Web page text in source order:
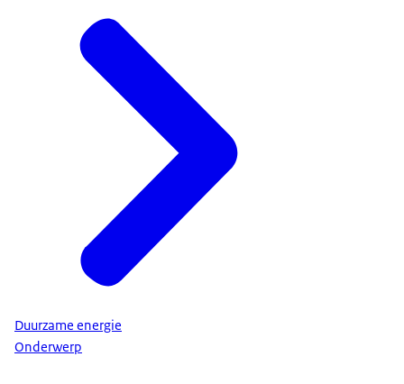
Duurzame energie
Onderwerp